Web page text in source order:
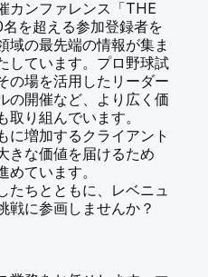
カンファレンス「THE
を超える参加登録者を
域の最先端の情報が集ま
しています。プロ野球試
の場を活用したリーダー
の開催など、より広く価
り組んでいます。
に増加するクライアント
きな価値を届けるため
ています。
たちとともに、レベニュ
戦に参画しませんか？